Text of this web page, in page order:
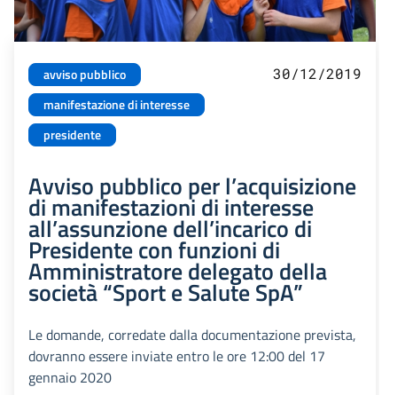
avviso pubblico
manifestazione di interesse
presidente
30/12/2019
Avviso pubblico per l’acquisizione
di manifestazioni di interesse
all’assunzione dell’incarico di
Presidente con funzioni di
Amministratore delegato della
società “Sport e Salute SpA”
Le domande, corredate dalla documentazione prevista,
dovranno essere inviate entro le ore 12:00 del 17
gennaio 2020